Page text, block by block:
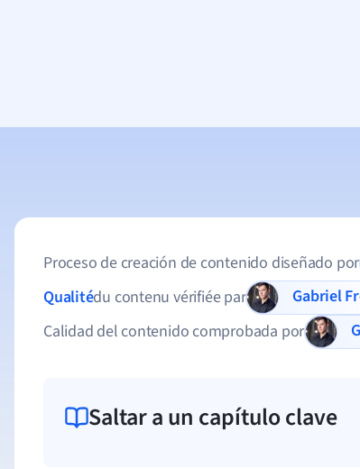
Proceso de creación de contenido diseñado por
Qualitédu contenu vérifiée par
Gabriel
Calidad del contenido comprobada por
Saltar a un capítulo clave